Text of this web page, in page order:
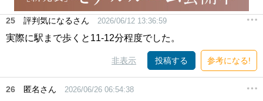
25 評判気になるさん 2026/06/12 13:36:59
実際に駅まで歩くと11-12分程度でした。
非表示 投稿する 参考になる!
26 匿名さん 2026/06/26 06:54:38